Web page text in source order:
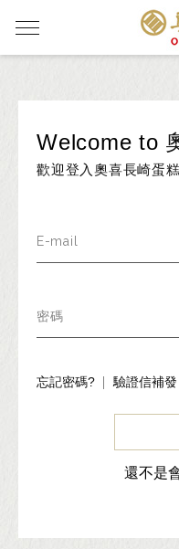
Welcome to
歡迎登入奧喜長崎蛋
E-mail
密碼
忘記密碼? 驗證信補發
還不是